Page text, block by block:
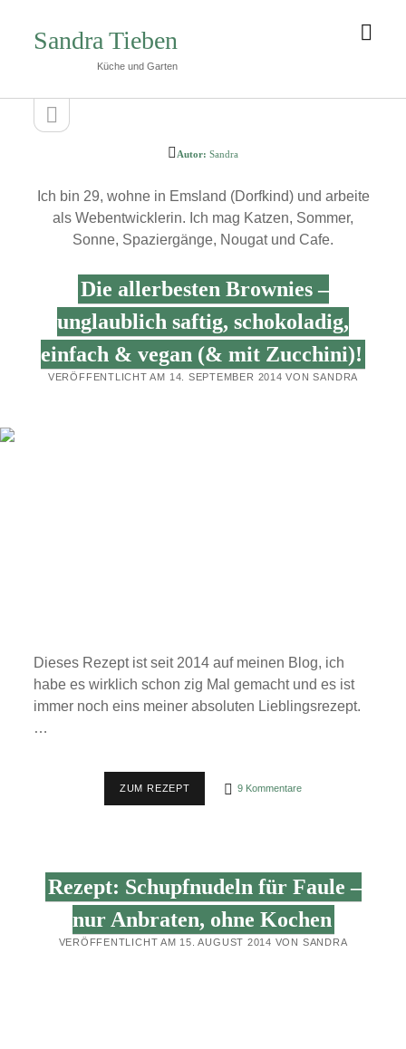
Sandra Tieben
Küche und Garten
Seitenleiste
Seitenleiste
öffnen
Autor: Sandra
Ich bin 29, wohne in Emsland (Dorfkind) und arbeite
als Webentwicklerin. Ich mag Katzen, Sommer,
Sonne, Spaziergänge, Nougat und Cafe.
Die allerbesten Brownies –
unglaublich saftig, schokoladig,
einfach & vegan (& mit Zucchini)!
VERÖFFENTLICHT AM 14. SEPTEMBER 2014 VON SANDRA
Dieses Rezept ist seit 2014 auf meinen Blog, ich
habe es wirklich schon zig Mal gemacht und es ist
immer noch eins meiner absoluten Lieblingsrezept.
…
ZUM REZEPTDIE
EINFACH
&
VEGAN
(&
MIT
9 Kommentare
Rezept: Schupfnudeln für Faule –
nur Anbraten, ohne Kochen
VERÖFFENTLICHT AM 15. AUGUST 2014 VON SANDRA